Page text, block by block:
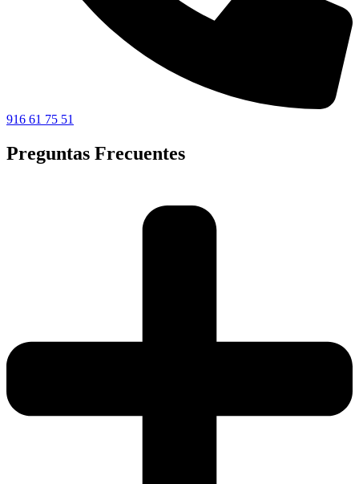
916 61 75 51
Preguntas Frecuentes